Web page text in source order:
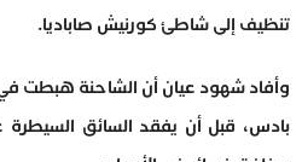
تنظيف إلى شاطئ كورنيش صاباديا.
وأفاد شهود عيان أن الشاحنة هبطت
بادس، قبل أن يفقد السائق